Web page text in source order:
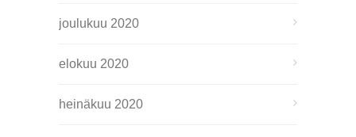
joulukuu 2020
elokuu 2020
heinäkuu 2020